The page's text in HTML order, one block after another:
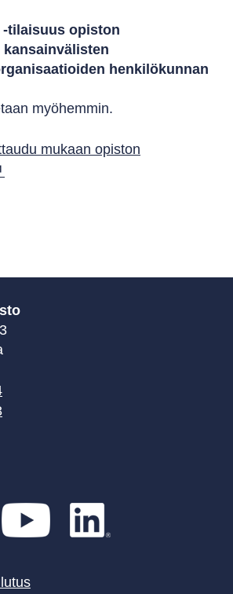
-tilaisuus opiston
henkilökunnan
myöhemmin.
mukaan opiston